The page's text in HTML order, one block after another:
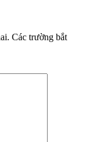
Các trường bắt